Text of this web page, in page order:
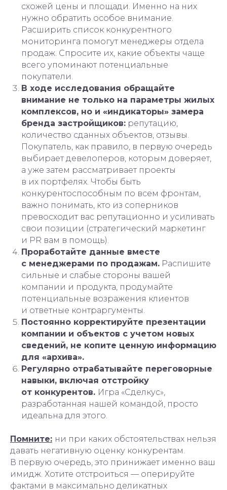
схожей цены и площади. Именно на них
нужно обратить особое внимание.
Расширить список конкурентного
мониторинга помогут менеджеры отдела
продаж. Спросите их, какие объекты чаще
всего упоминают потенциальные
покупатели.
В ходе исследования обращайте
внимание не только на параметры жилых
комплексов, но и «индикаторы» замера
бренда застройщиков: репутацию,
количество сданных объектов, отзывы.
Покупатель, как правило, в первую очередь
выбирает девелоперов, которым доверяет,
а уже затем рассматривает проекты
в их портфелях. Чтобы быть
конкурентоспособным по всем фронтам,
важно понимать, кто из соперников
превосходит вас репутационно и усиливать
свои позиции (стратегический маркетинг
и PR вам в помощь).
Проработайте данные вместе
с менеджерами по продажам. Распишите
сильные и слабые стороны вашей
компании и продукта, продумайте
потенциальные возражения клиентов
и ответные контраргументы.
Постоянно корректируйте презентации
компании и объектов с учетом новых
сведений, не копите ценную информацию
для «архива».
Регулярно отрабатывайте переговорные
навыки, включая отстройку
от конкурентов. Игра «Сделкус»,
разработанная нашей командой, просто
идеальна для этого.
Помните: ни при каких обстоятельствах нельзя
давать негативную оценку конкурентам.
В первую очередь, это принижает именно ваш
имидж. Хотите отстроиться — оперируйте
фактами в максимально деликатных